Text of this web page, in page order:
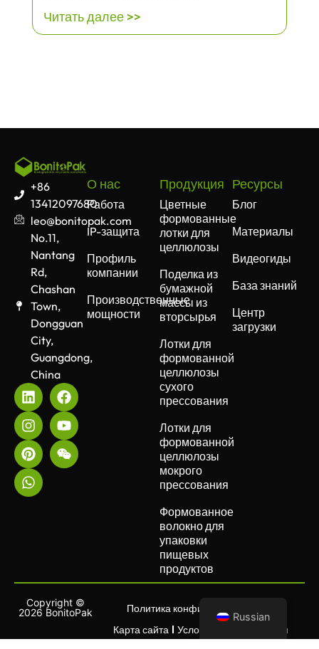
Читать далее >>
+86
13412097680
leo@bonitopak.com
No.11,
Nantang
Rd,
Chashan
Town,
Dongguan
City,
Guangdong,
China
О нас
Работа
IP-защита
Профиль
компании
Производственные
мощности
Продукция
Цветные
формованные
лотки для
целлюлозы
Поделка из
бумажной
массы из
вторсырья
Лотки для
формованной
целлюлозы
сухого
прессования
Лотки для
формованной
целлюлозы
мокрого
прессования
Формованное
волокно для
упаковки
пищевых
продуктов
Ресурсы
Блог
Материалы
Видеогиды
База знаний
Центр
загрузки
Copyright ©
2026 BonitoPak
Политика конфиденциальности
Карта сайта
Условия использования
Russian